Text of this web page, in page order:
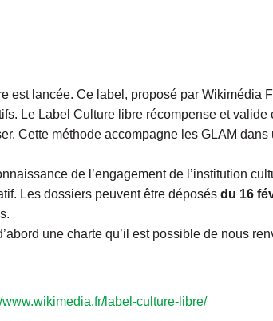
est lancée. Ce label, proposé par Wikimédia
Le Label Culture libre récompense et
Cette méthode accompagne les GLAM
de l’engagement de l’institution
Les dossiers peuvent être déposés du 16
une charte qu’il est possible de nous
www.wikimedia.fr/label-culture-libre/